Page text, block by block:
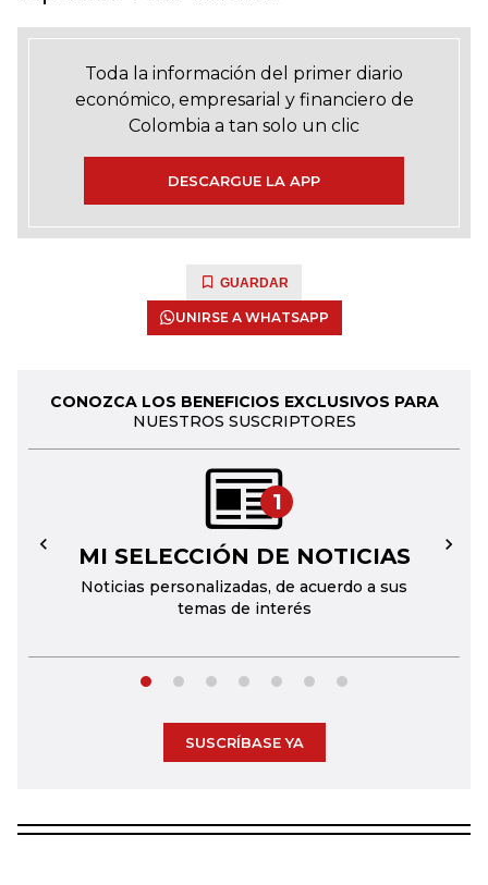
Toda la información del primer diario
económico, empresarial y financiero de
Colombia a tan solo un clic
DESCARGUE LA APP
GUARDAR
UNIRSE A WHATSAPP
CONOZCA LOS BENEFICIOS EXCLUSIVOS PARA
NUESTROS SUSCRIPTORES
1
MI SELECCIÓN DE NOTICIAS
Noticias personalizadas, de acuerdo a sus
temas de interés
← →
SUSCRÍBASE YA